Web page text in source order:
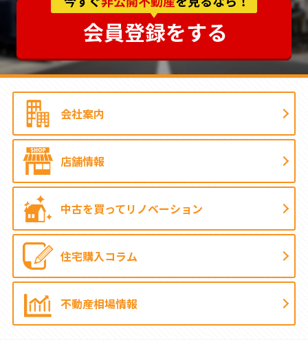
会社案内
店舗情報
中古を買ってリノベーション
住宅購入コラム
不動産相場情報